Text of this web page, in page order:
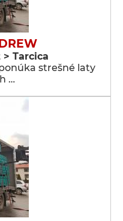
Tarcica
strešné laty
…